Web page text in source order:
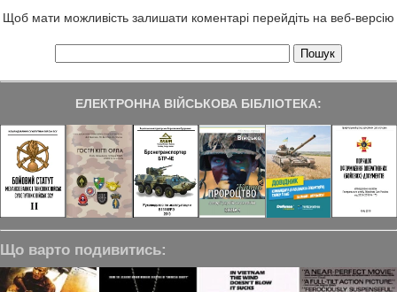
Щоб мати можливість залишати коментарі перейдіть на веб-версію
ЕЛЕКТРОННА ВІЙСЬКОВА БІБЛІОТЕКА:
Що варто подивитись: